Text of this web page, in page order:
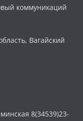
коммуникаций
Вагайский
8(34539)23-